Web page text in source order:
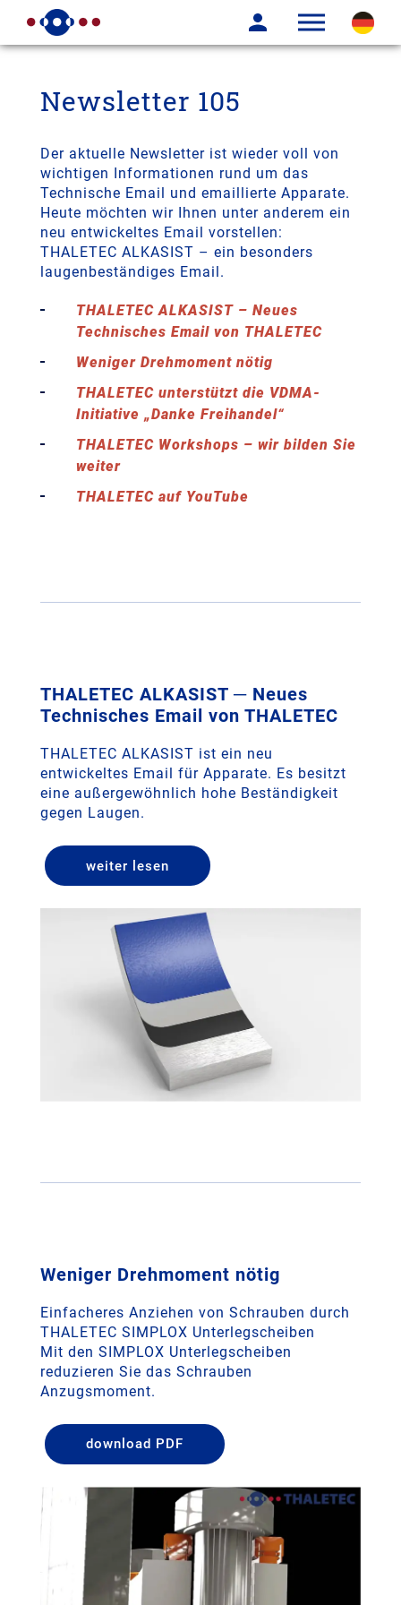
Newsletter 105
Der aktuelle Newsletter ist wieder voll von
wichtigen Informationen rund um das
Technische Email und emaillierte Apparate.
Heute möchten wir Ihnen unter anderem ein
neu entwickeltes Email vorstellen:
THALETEC ALKASIST – ein besonders
laugenbeständiges Email.
THALETEC ALKASIST – Neues
Technisches Email von THALETEC
Weniger Drehmoment nötig
THALETEC unterstützt die VDMA-
Initiative „Danke Freihandel“
THALETEC Workshops – wir bilden Sie
weiter
THALETEC auf YouTube
THALETEC ALKASIST ─ Neues
Technisches Email von THALETEC
THALETEC ALKASIST ist ein neu
entwickeltes Email für Apparate. Es besitzt
eine außergewöhnlich hohe Beständigkeit
gegen Laugen.
weiter lesen
Weniger Drehmoment nötig
Einfacheres Anziehen von Schrauben durch
THALETEC SIMPLOX Unterlegscheiben
Mit den SIMPLOX Unterlegscheiben
reduzieren Sie das Schrauben
Anzugsmoment.
download PDF